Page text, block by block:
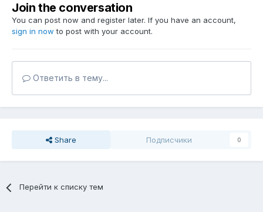
Join the conversation
You can post now and register later. If you have an account,
sign in now to post with your account.
Ответить в тему...
Share Подписчики 0
Перейти к списку тем